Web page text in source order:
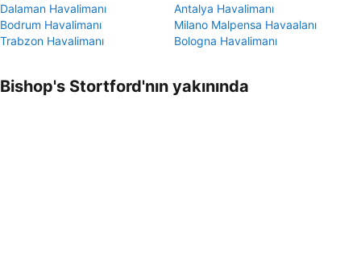
Dalaman Havalimanı
Antalya Havalimanı
Bodrum Havalimanı
Milano Malpensa Havaalanı
Trabzon Havalimanı
Bologna Havalimanı
Bishop's Stortford'nın yakınında